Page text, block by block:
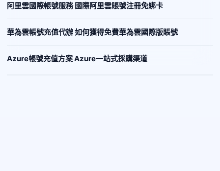
阿里雲國際帳號服務 國際阿里雲賬號注冊免綁卡
華為雲帳號充值代辦 如何獲得免費華為雲國際版賬號
Azure帳號充值方案 Azure一站式採購渠道